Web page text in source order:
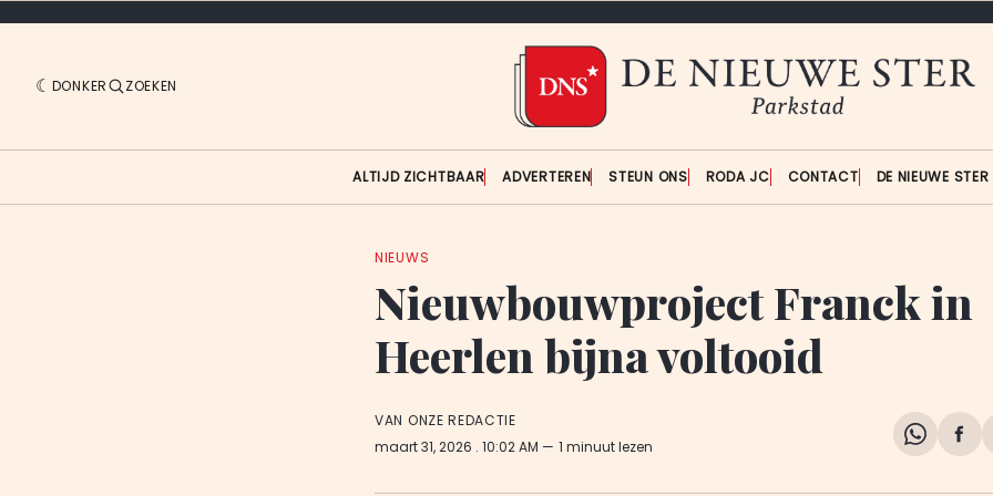
DONKER ZOEKEN
ALTIJD ZICHTBAAR ADVERTEREN STEUN ONS RODA JC CONTACT DE NIEUWE
NIEUWS
Nieuwbouwproject Franck in
Heerlen bijna voltooid
VAN ONZE REDACTIE
maart 31, 2026 . 10:02 AM 1 minuut lezen
Share